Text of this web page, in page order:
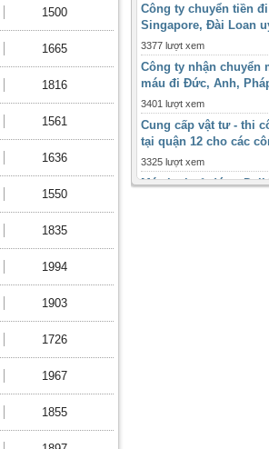
1500
1665
1816
1561
1636
1550
1835
1994
1903
1726
1967
1855
Công ty chuyển tiền
Singapore, Đài Loan
3377 lượt xem
Công ty nhận chuyển
máu đi Đức, Anh,
3401 lượt xem
Cung cấp vật tư - thi
tại quận 12 cho các
3325 lượt xem
Máy lạnh tủ đứng